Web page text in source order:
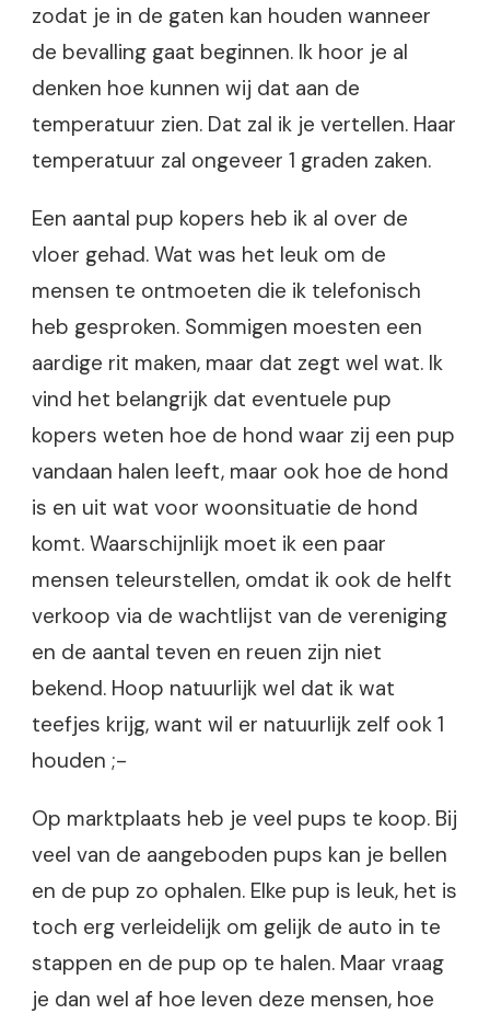
zodat je in de gaten kan houden wanneer
de bevalling gaat beginnen. Ik hoor je al
denken hoe kunnen wij dat aan de
temperatuur zien. Dat zal ik je vertellen. Haar
temperatuur zal ongeveer 1 graden zaken.
Een aantal pup kopers heb ik al over de
vloer gehad. Wat was het leuk om de
mensen te ontmoeten die ik telefonisch
heb gesproken. Sommigen moesten een
aardige rit maken, maar dat zegt wel wat. Ik
vind het belangrijk dat eventuele pup
kopers weten hoe de hond waar zij een pup
vandaan halen leeft, maar ook hoe de hond
is en uit wat voor woonsituatie de hond
komt. Waarschijnlijk moet ik een paar
mensen teleurstellen, omdat ik ook de helft
verkoop via de wachtlijst van de vereniging
en de aantal teven en reuen zijn niet
bekend. Hoop natuurlijk wel dat ik wat
teefjes krijg, want wil er natuurlijk zelf ook 1
houden ;-
Op marktplaats heb je veel pups te koop. Bij
veel van de aangeboden pups kan je bellen
en de pup zo ophalen. Elke pup is leuk, het is
toch erg verleidelijk om gelijk de auto in te
stappen en de pup op te halen. Maar vraag
je dan wel af hoe leven deze mensen, hoe